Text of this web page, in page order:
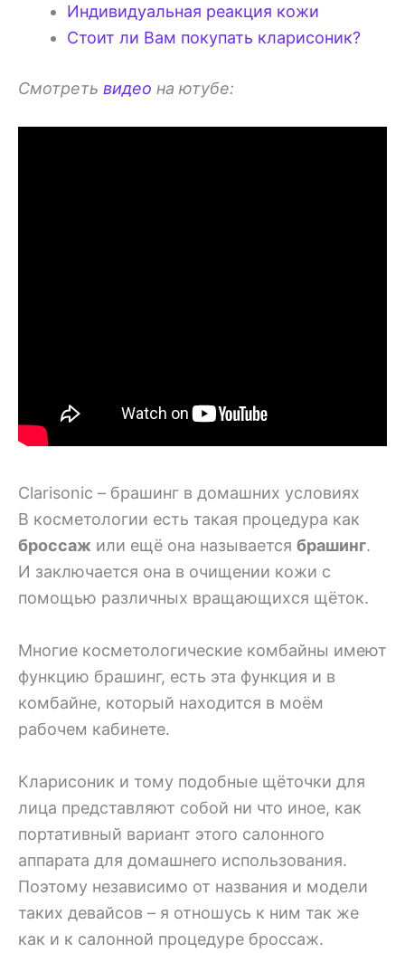
Индивидуальная реакция кожи
Стоит ли Вам покупать кларисоник?
Смотреть видео на ютубе:
Clarisonic – брашинг в домашних условиях
В косметологии есть такая процедура как
броссаж или ещё она называется брашинг.
И заключается она в очищении кожи с
помощью различных вращающихся щёток.
Многие косметологические комбайны имеют
функцию брашинг, есть эта функция и в
комбайне, который находится в моём
рабочем кабинете.
Кларисоник и тому подобные щёточки для
лица представляют собой ни что иное, как
портативный вариант этого салонного
аппарата для домашнего использования.
Поэтому независимо от названия и модели
таких девайсов – я отношусь к ним так же
как и к салонной процедуре броссаж.